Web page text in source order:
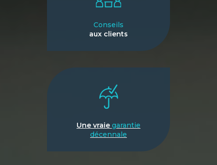
Conseils
aux clients
Une vraie garantie
décennale